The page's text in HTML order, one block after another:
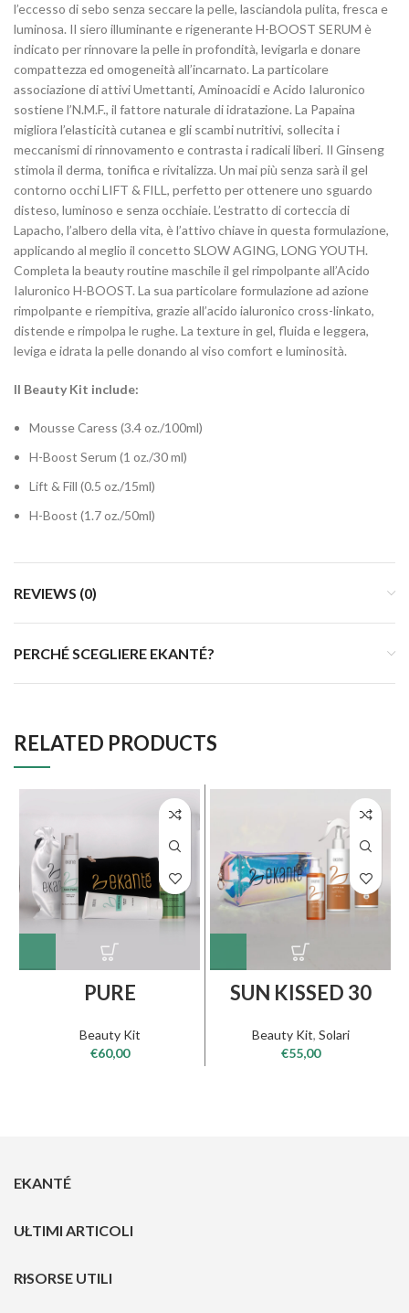
l’eccesso di sebo senza seccare la pelle, lasciandola pulita, fresca e
luminosa. Il siero illuminante e rigenerante H-BOOST SERUM è
indicato per rinnovare la pelle in profondità, levigarla e donare
compattezza ed omogeneità all’incarnato. La particolare
associazione di attivi Umettanti, Aminoacidi e Acido Ialuronico
sostiene l’N.M.F., il fattore naturale di idratazione. La Papaina
migliora l’elasticità cutanea e gli scambi nutritivi, sollecita i
meccanismi di rinnovamento e contrasta i radicali liberi. Il Ginseng
stimola il derma, tonifica e rivitalizza. Un mai più senza sarà il gel
contorno occhi LIFT & FILL, perfetto per ottenere uno sguardo
disteso, luminoso e senza occhiaie. L’estratto di corteccia di
Lapacho, l’albero della vita, è l’attivo chiave in questa formulazione,
applicando al meglio il concetto SLOW AGING, LONG YOUTH.
Completa la beauty routine maschile il gel rimpolpante all’Acido
Ialuronico H-BOOST. La sua particolare formulazione ad azione
rimpolpante e riempitiva, grazie all’acido ialuronico cross-linkato,
distende e rimpolpa le rughe. La texture in gel, fluida e leggera,
leviga e idrata la pelle donando al viso comfort e luminosità.
Il Beauty Kit include:
Mousse Caress (3.4 oz./100ml)
H-Boost Serum (1 oz./30 ml)
Lift & Fill (0.5 oz./15ml)
H-Boost (1.7 oz./50ml)
REVIEWS (0)
PERCHÉ SCEGLIERE EKANTÉ?
RELATED PRODUCTS
PURE
Beauty Kit
€60,00
SUN KISSED 30
Beauty Kit, Solari
€55,00
EKANTÉ
ULTIMI ARTICOLI
RISORSE UTILI